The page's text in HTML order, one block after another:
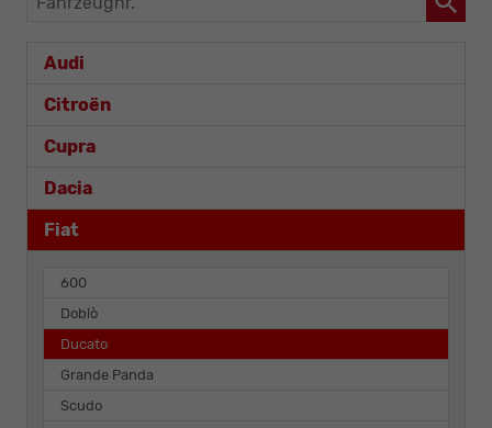
Audi
Citroën
Cupra
Dacia
Fiat
600
Doblò
Ducato
Grande Panda
Scudo